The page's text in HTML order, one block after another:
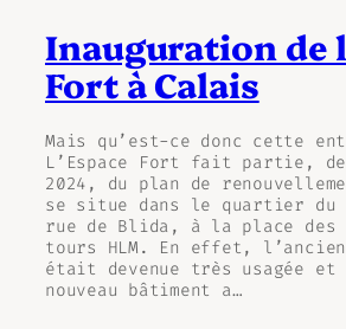
Inauguration de
Fort à Calais
Mais qu’est-ce donc cette
L’Espace Fort fait partie,
2024, du plan de
se situe dans le quartier du
rue de Blida, à la place des
tours HLM. En effet,
était devenue très usagée et
nouveau bâtiment a…